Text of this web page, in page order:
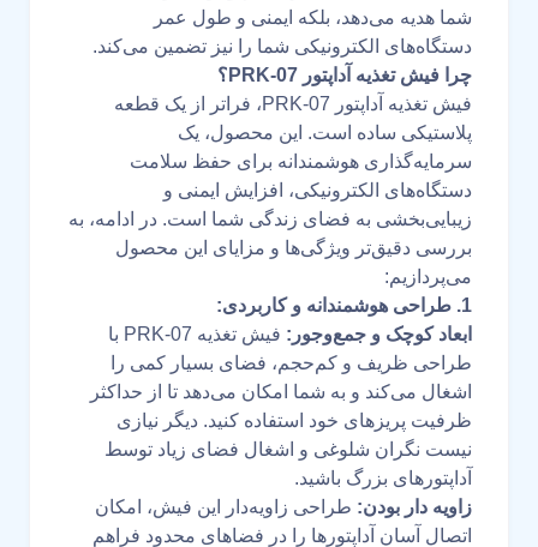
شما هدیه می‌دهد، بلکه ایمنی و طول عمر
دستگاه‌های الکترونیکی شما را نیز تضمین می‌کند.
چرا فیش تغذیه آداپتور PRK-07؟
فیش تغذیه آداپتور PRK-07، فراتر از یک قطعه
پلاستیکی ساده است. این محصول، یک
سرمایه‌گذاری هوشمندانه برای حفظ سلامت
دستگاه‌های الکترونیکی، افزایش ایمنی و
زیبایی‌بخشی به فضای زندگی شما است. در ادامه، به
بررسی دقیق‌تر ویژگی‌ها و مزایای این محصول
می‌پردازیم:
1. طراحی هوشمندانه و کاربردی:
ابعاد کوچک و جمع‌وجور:
فیش تغذیه PRK-07 با
طراحی ظریف و کم‌حجم، فضای بسیار کمی را
اشغال می‌کند و به شما امکان می‌دهد تا از حداکثر
ظرفیت پریزهای خود استفاده کنید. دیگر نیازی
نیست نگران شلوغی و اشغال فضای زیاد توسط
آداپتورهای بزرگ باشید.
زاویه دار بودن: طراحی زاویه‌دار این فیش، امکان
اتصال آسان آداپتورها را در فضاهای محدود فراهم